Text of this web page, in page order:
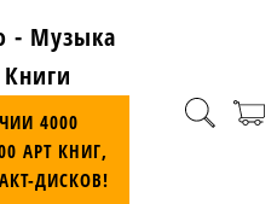
- Музыка
4000
АРТ КНИГ,
ДИСКОВ!